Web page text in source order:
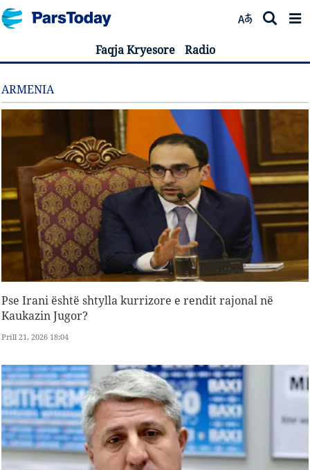
Faqja Kryesore Radio
ARMENIA
Pse Irani është shtylla kurrizore e rendit rajonal në
Kaukazin Jugor?
Prill 21, 2026 18:04